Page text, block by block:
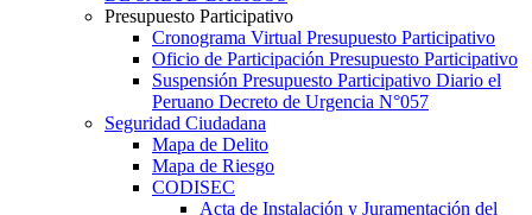
Presupuesto Participativo
Cronograma Virtual Presupuesto Participativo
Oficio de Participación Presupuesto Participativo
Suspensión Presupuesto Participativo Diario el
Peruano Decreto de Urgencia N°057
Seguridad Ciudadana
Mapa de Delito
Mapa de Riesgo
CODISEC
Acta de Instalación y Juramentación del